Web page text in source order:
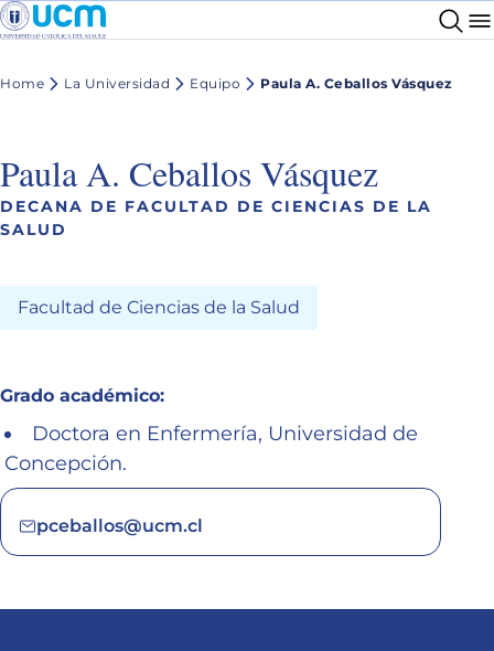
Home La Universidad Equipo Paula A. Ceballos Vásquez
Paula A. Ceballos Vásquez
DECANA DE FACULTAD DE CIENCIAS DE LA
SALUD
Facultad de Ciencias de la Salud
Grado académico:
Doctora en Enfermería, Universidad de
Concepción.
pceballos@ucm.cl